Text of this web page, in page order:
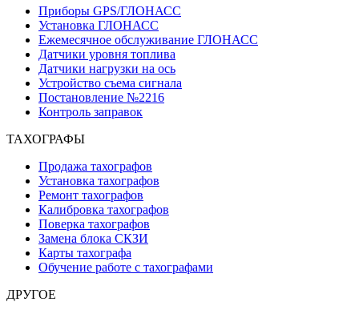
Приборы GPS/ГЛОНАСС
Установка ГЛОНАСС
Ежемесячное обслуживание ГЛОНАСС
Датчики уровня топлива
Датчики нагрузки на ось
Устройство съема сигнала
Постановление №2216
Контроль заправок
ТАХОГРАФЫ
Продажа тахографов
Установка тахографов
Ремонт тахографов
Калибровка тахографов
Поверка тахографов
Замена блока СКЗИ
Карты тахографа
Обучение работе с тахографами
ДРУГОЕ